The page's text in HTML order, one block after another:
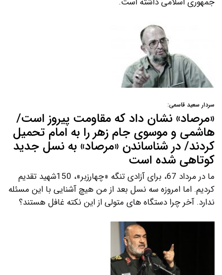
سردار سعید قاسمی:
«مرصاد» نشان داد که مقاومت پیروز است/
هاشمی و موسوی جام زهر را به امام تحمیل
کردند/ در شناساندن «مرصاد» به نسل جدید
کوتاهی شده است
ما در مرداد 67، برای آزادی تنگه «چهارزبر»، 150شهید تقدیم
کردیم. اما امروزه سه نسل بعد از من هیچ آشنایی با این مسئله
ندارد. آخر چرا دستگاه های متولی از این نکته غافل هستند؟